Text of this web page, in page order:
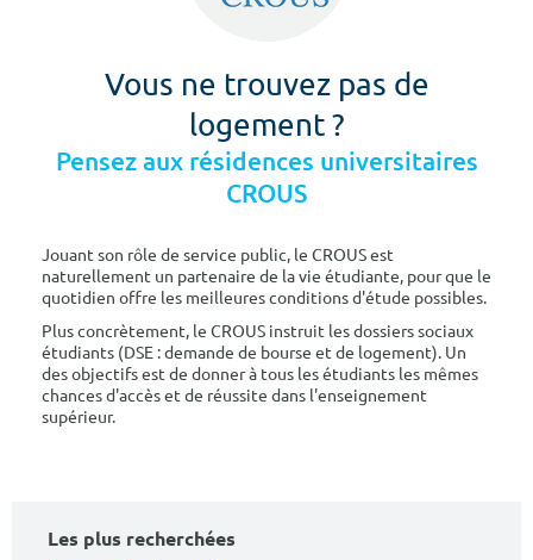
Vous ne trouvez pas de
logement ?
Pensez aux résidences universitaires
CROUS
Jouant son rôle de service public, le CROUS est
naturellement un partenaire de la vie étudiante, pour que le
quotidien offre les meilleures conditions d'étude possibles.
Plus concrètement, le CROUS instruit les dossiers sociaux
étudiants (DSE : demande de bourse et de logement). Un
des objectifs est de donner à tous les étudiants les mêmes
chances d'accès et de réussite dans l'enseignement
supérieur.
Les plus recherchées